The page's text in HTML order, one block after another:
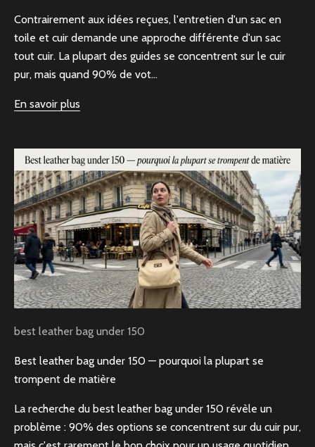
Contrairement aux idées reçues, l'entretien d'un sac en
toile et cuir demande une approche différente d'un sac
tout cuir. La plupart des guides se concentrent sur le cuir
pur, mais quand 90% de vot...
En savoir plus
best leather bag under 150
Best leather bag under 150 — pourquoi la plupart se
trompent de matière
La recherche du best leather bag under 150 révèle un
problème : 90% des options se concentrent sur du cuir pur,